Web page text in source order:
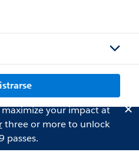
your impact at
three or more to unlock
passes.